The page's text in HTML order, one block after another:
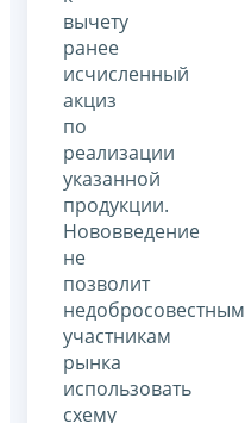
вычету
ранее
исчисленный
акциз
по
реализации
указанной
продукции.
Нововведение
не
позволит
недобросовестным
участникам
рынка
использовать
схему